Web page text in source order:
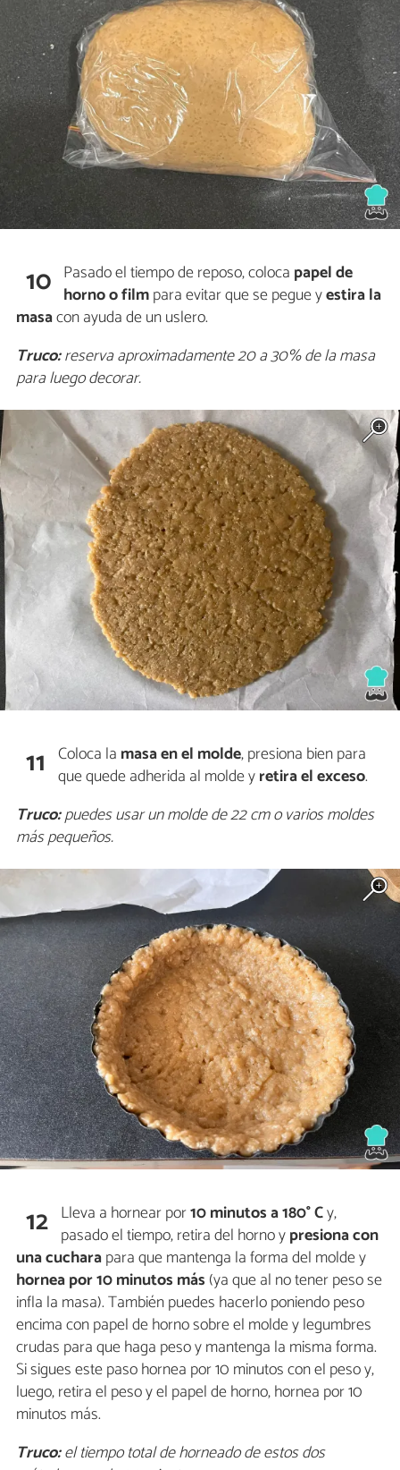
10 Pasado el tiempo de reposo, coloca papel de
horno o filmpara evitar que se pegue yestira la
masacon ayuda de un uslero.
Truco:reserva aproximadamente 20 a 30% de la masa
para luego decorar.
11 Coloca la masa en el molde, presiona bien para
que quede adherida al molde yretira el exceso.
Truco:puedes usar un molde de 22 cm o varios moldes
más pequeños.
12 Lleva a hornear por10 minutos a 180° Cy,
pasado el tiempo, retira del horno ypresiona con
una cucharapara que mantenga la forma del molde y
hornea por 10 minutos más (ya que al no tener peso se
infla la masa). También puedes hacerlo poniendo peso
encima con papel de horno sobre el molde y legumbres
crudas para que haga peso y mantenga la misma forma.
Si sigues este paso hornea por 10 minutos con el peso y,
luego, retira el peso y el papel de horno, hornea por 10
minutos más.
Truco:el tiempo total de horneado de estos dos